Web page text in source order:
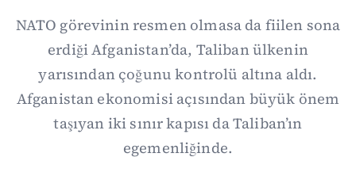
NATO görevinin resmen olmasa da fiilen sona
erdiği Afganistan’da, Taliban ülkenin
yarısından çoğunu kontrolü altına aldı.
Afganistan ekonomisi açısından büyük önem
taşıyan iki sınır kapısı da Taliban’ın
egemenliğinde.